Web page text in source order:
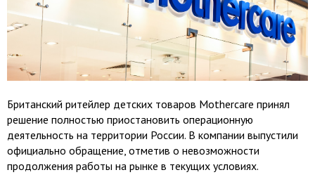
Британский ритейлер детских товаров Mothercare принял
решение полностью приостановить операционную
деятельность на территории России. В компании выпустили
официально обращение, отметив о невозможности
продолжения работы на рынке в текущих условиях.